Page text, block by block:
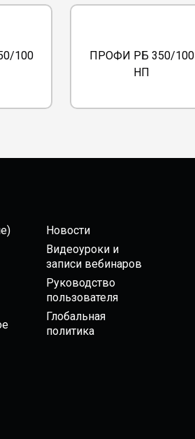
100
ПРОФИ РБ 350/100
НП
Новости
Видеоуроки и
записи вебинаров
Руководство
пользователя
Глобальная
политика